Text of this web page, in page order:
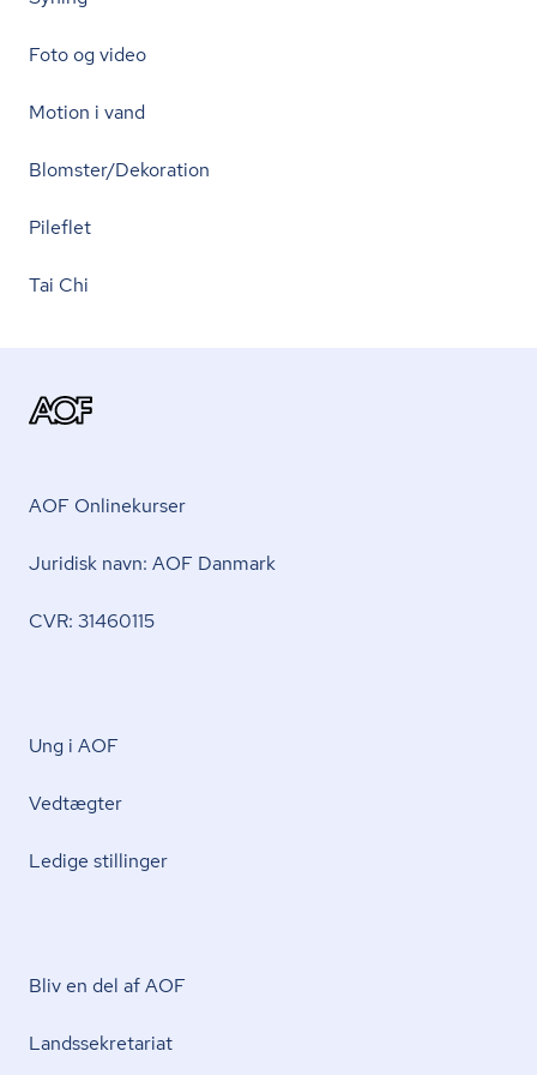
Foto og video
Motion i vand
Blomster/Dekoration
Pileflet
Tai Chi
AOF Onlinekurser
Juridisk navn: AOF Danmark
CVR: 31460115
Ung i AOF
Vedtægter
Ledige stillinger
Bliv en del af AOF
Lands­se­kre­ta­ri­at